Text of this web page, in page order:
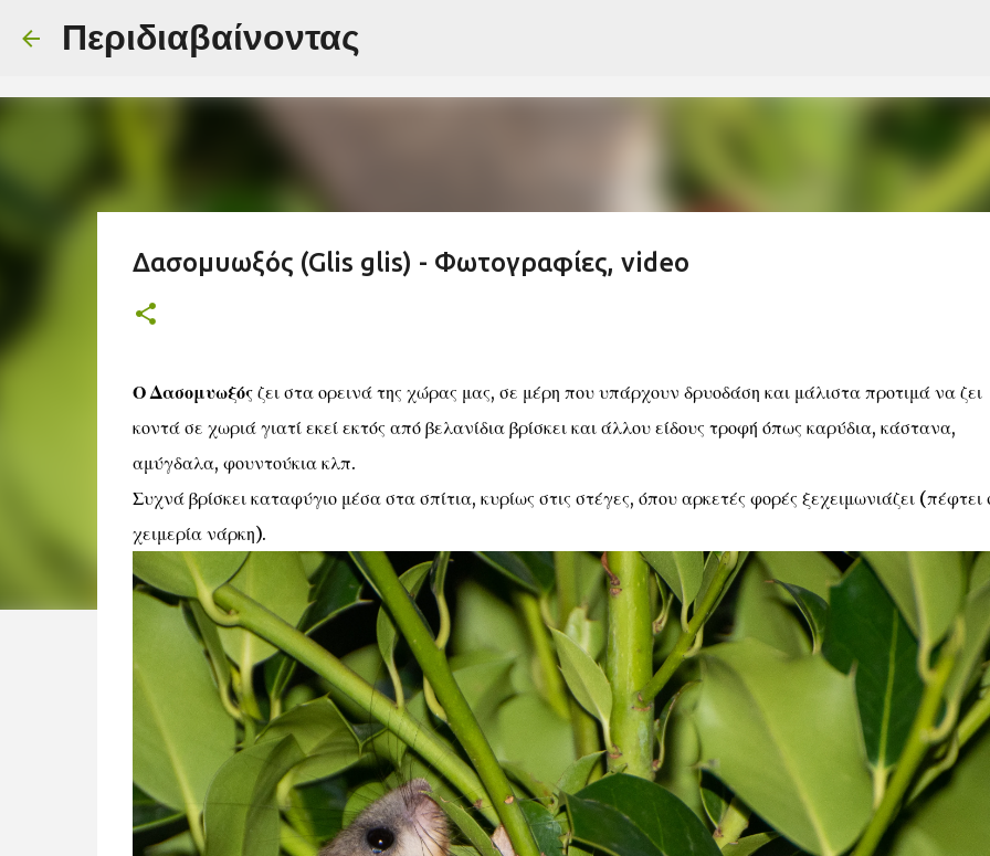
Περιδιαβαίνοντας
Δασομυωξός (Glis glis) - Φωτογραφίες, video
Ο Δασομυωξόςζει στα ορεινά της χώρας μας, σε μέρη που υπάρχουν δρυοδάση και μάλιστα προτιμά να ζει
κοντά σε χωριά γιατί εκεί εκτός από βελανίδια βρίσκει και άλλου είδους τροφή όπως καρύδια, κάστανα,
αμύγδαλα, φουντούκια κλπ.
Συχνά βρίσκει καταφύγιο μέσα στα σπίτια, κυρίως στις στέγες, όπου αρκετές φορές ξεχειμωνιάζει (πέφτει
χειμερία νάρκη).